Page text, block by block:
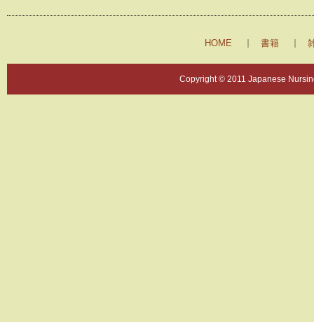
HOME 書籍
Copyright © 2011 Japanese